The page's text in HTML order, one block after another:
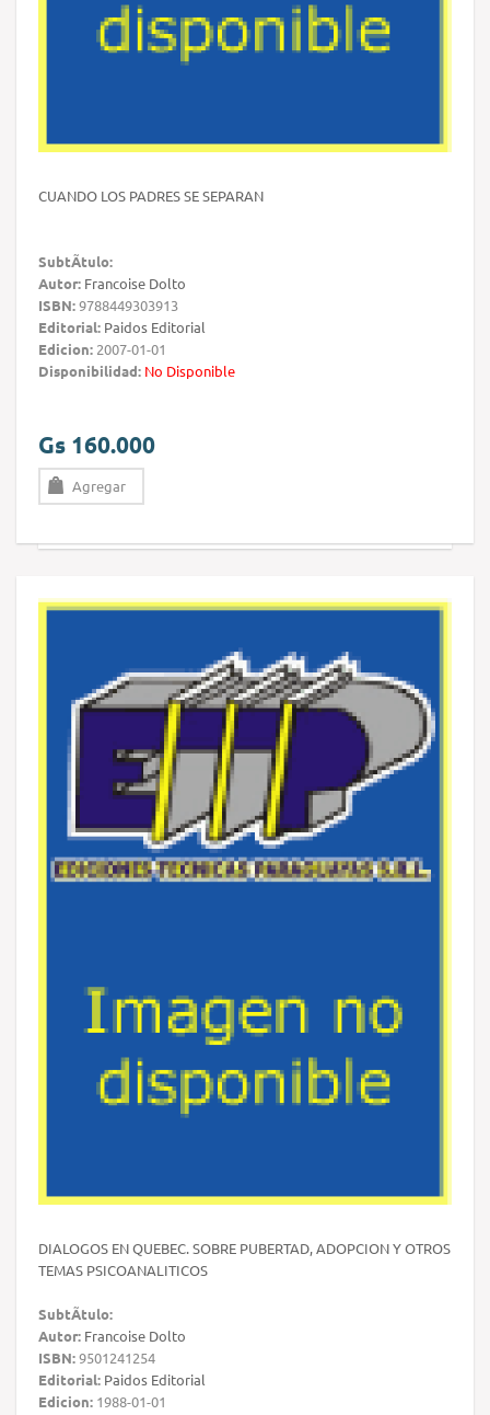
CUANDO LOS PADRES SE SEPARAN
SubtÃ­tulo:
Autor: Francoise Dolto
ISBN:9788449303913
Editorial: Paidos Editorial
Edicion: 2007-01-01
Disponibilidad: No Disponible
Gs 160.000
Agregar
DIALOGOS EN QUEBEC. SOBRE PUBERTAD, ADOPCION Y OTROS
TEMAS PSICOANALITICOS
SubtÃ­tulo:
Autor: Francoise Dolto
ISBN:9501241254
Editorial: Paidos Editorial
Edicion: 1988-01-01